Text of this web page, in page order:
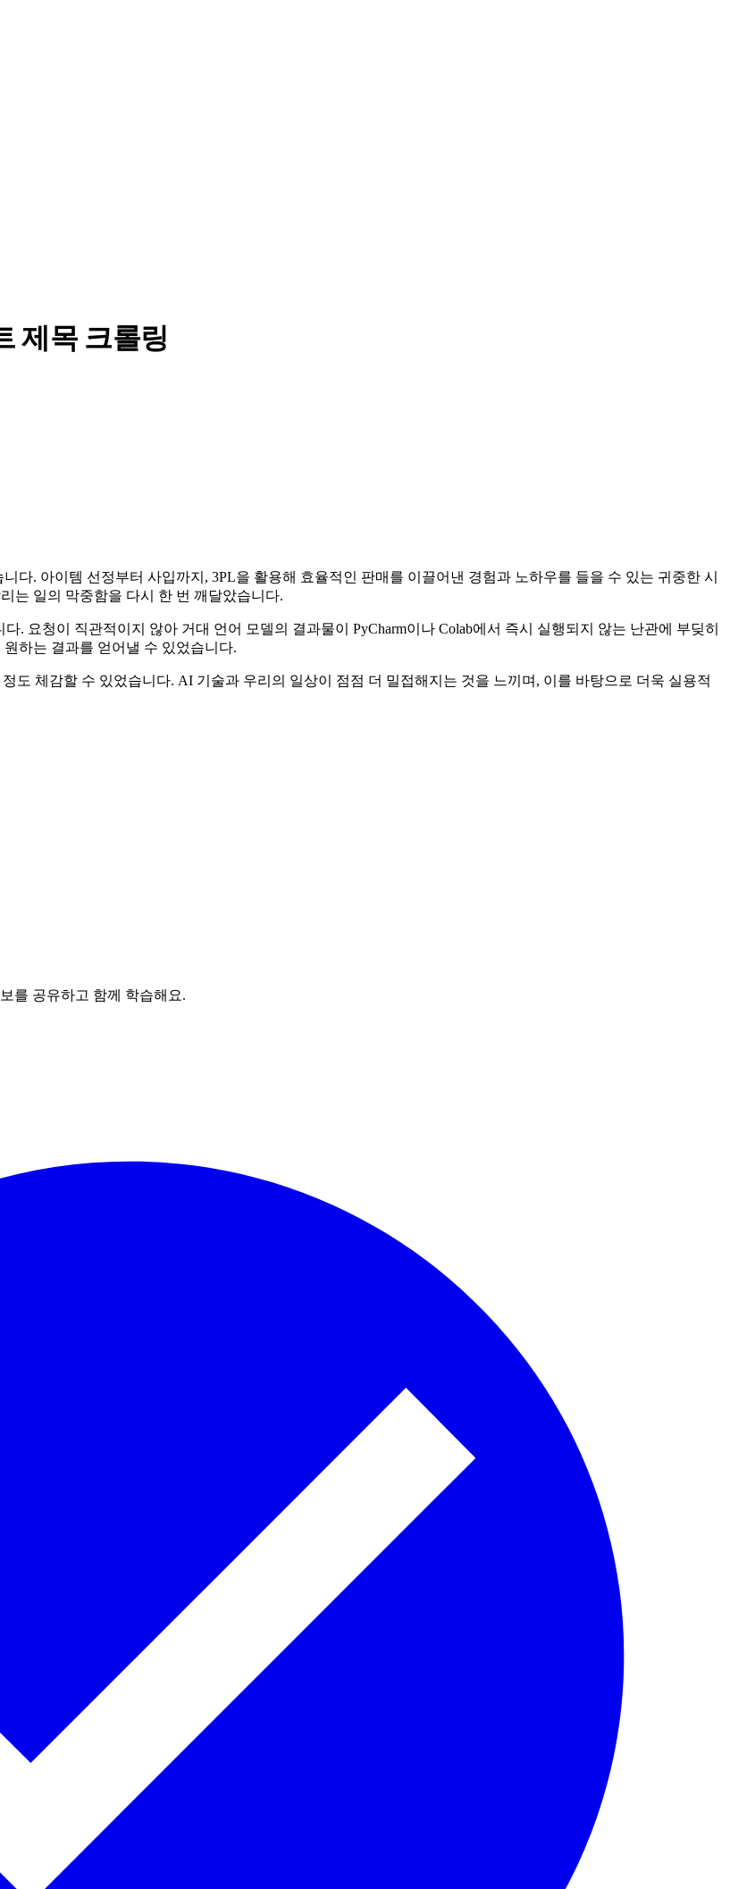
제목 크롤링
다. 아이템 선정부터 사입까지, 3PL을 활용해 효율적인 판매를 이끌어낸 경험과 노하우를 들을 수 있는 귀중한 시
는 일의 막중함을 다시 한 번 깨달았습니다.
. 요청이 직관적이지 않아 거대 언어 모델의 결과물이 PyCharm이나 Colab에서 즉시 실행되지 않는 난관에 부딪히
하는 결과를 얻어낼 수 있었습니다.
도 체감할 수 있었습니다. AI 기술과 우리의 일상이 점점 더 밀접해지는 것을 느끼며, 이를 바탕으로 더욱 실용적
를 공유하고 함께 학습해요.